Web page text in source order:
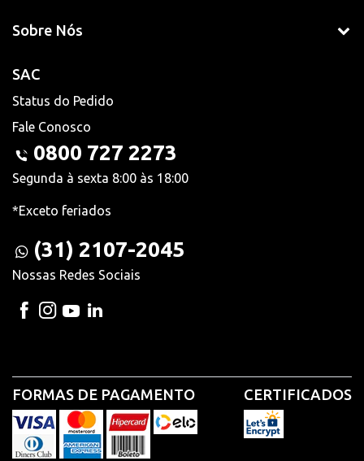
Sobre Nós
SAC
Status do Pedido
Fale Conosco
0800 727 2273
Segunda à sexta 8:00 às 18:00
*Exceto feriados
(31) 2107-2045
Nossas Redes Sociais
FORMAS DE PAGAMENTO CERTIFICADOS